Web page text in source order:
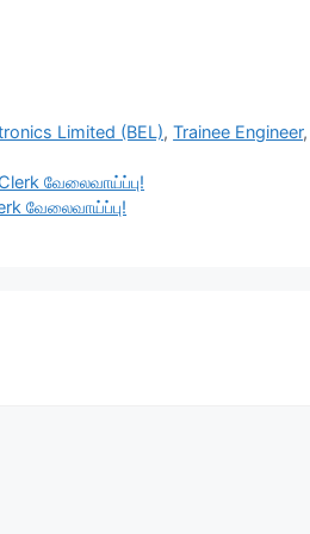
Limited (BEL),Trainee Engineer
வேலைவாய்ப்பு!
வேலைவாய்ப்பு!